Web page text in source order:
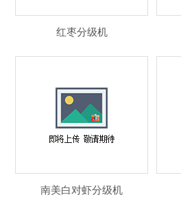
红枣分级机
南美白对虾分级机